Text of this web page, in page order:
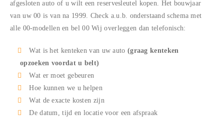
afgesloten auto of u wilt een reservesleutel kopen. Het bouwjaar
van uw00 is van na 1999. Check a.u.b. onderstaand schema met
alle 00-modellen en bel00Wij overleggen dan telefonisch:
Wat is het kenteken van uw auto (graag kenteken
opzoeken voordat u belt)
Wat er moet gebeuren
Hoe kunnen we u helpen
Wat de exacte kosten zijn
De datum, tijd en locatie voor een afspraak